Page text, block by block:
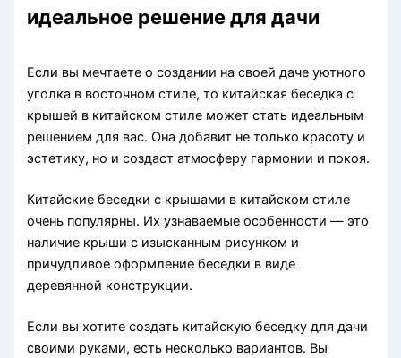
идеальное решение для дачи
Если вы мечтаете о создании на своей даче уютного
уголка в восточном стиле, то китайская беседка с
крышей в китайском стиле может стать идеальным
решением для вас. Она добавит не только красоту и
эстетику, но и создаст атмосферу гармонии и покоя.
Китайские беседки с крышами в китайском стиле
очень популярны. Их узнаваемые особенности — это
наличие крыши с изысканным рисунком и
причудливое оформление беседки в виде
деревянной конструкции.
Если вы хотите создать китайскую беседку для дачи
своими руками, есть несколько вариантов. Вы